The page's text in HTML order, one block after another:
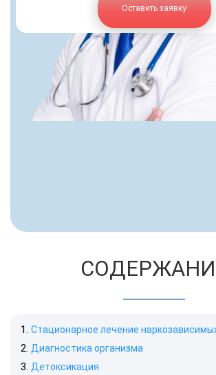
Оставить заявку
Стационарное лечение
Диагностика организма
Детоксикация